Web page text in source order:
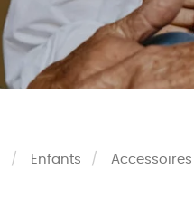
Enfants Accessoires